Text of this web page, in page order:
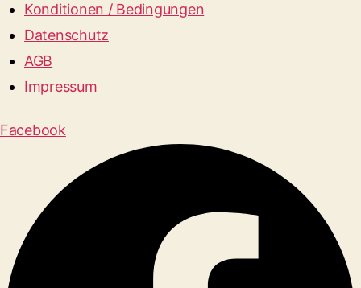
Konditionen / Bedingungen
Datenschutz
AGB
Impressum
Facebook